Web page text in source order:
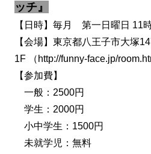
ッチ』
【日時】毎月 第一日曜日 11
【会場】東京都八王子市大塚
1F
（http://funny-face.jp/
【参加費】
一般：2500円
学生：2000円
小中学生：1500円
未就学児：無料